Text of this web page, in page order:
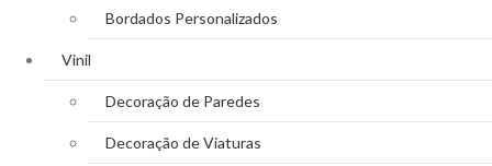
Bordados Personalizados
Vinil
Decoração de Paredes
Decoração de Viaturas